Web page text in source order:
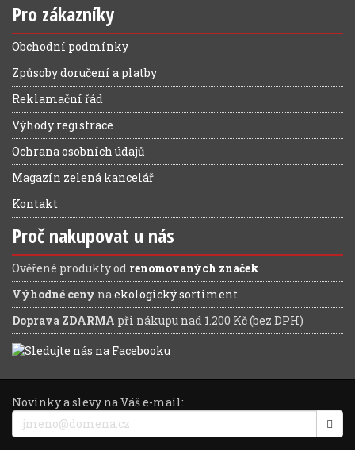
Pro zákazníky
Obchodní podmínky
Způsoby doručení a platby
Reklamační řád
Výhody registrace
Ochrana osobních údajů
Magazín zelená kancelář
Kontakt
Proč nakupovat u nás
Ověřené produkty od renomovaných značek
Výhodné ceny naekologický sortiment
Doprava ZDARMA při nákupu nad 1.200 Kč (bez DPH)
Novinky a slevy na Váš e-mail: